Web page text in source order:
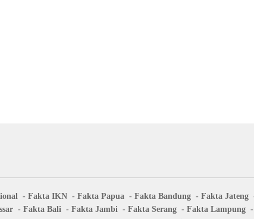
Fakta IKN Fakta Papua Fakta Bandung Fakta Jateng
Fakta Bali Fakta Jambi Fakta Serang Fakta Lampung